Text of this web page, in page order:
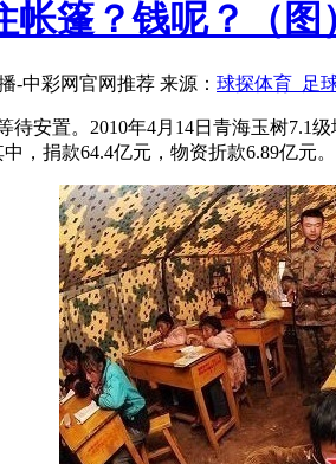
篷？钱呢？（图
-中彩网官网推荐 来源： 球探体育_足
安置。2010年4月14日青海玉树7.1
，捐款64.4亿元，物资折款6.89亿元。